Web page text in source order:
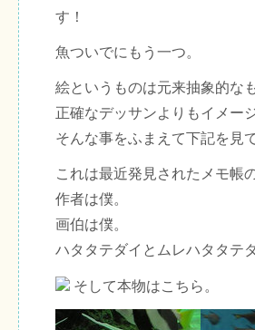
す！
魚ついでにもう一つ。
絵というものは元来抽象的な
正確なデッサンよりもイメー
そんな事をふまえて下記を見
これは最近発見されたメモ帳
作者は僕。
画伯は僕。
ハタタテダイとムレハタタテ
そして本物はこちら。